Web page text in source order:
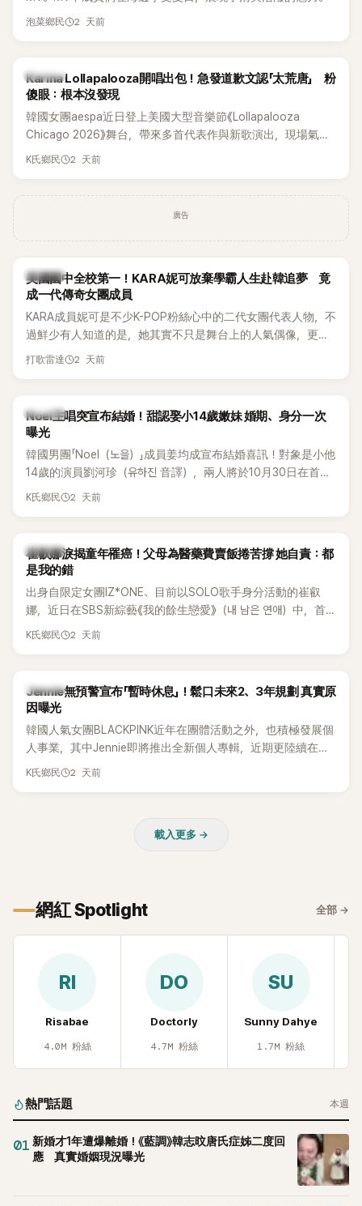
泡菜鄉民 2 天前
K-POP
Karina Lollapalooza開唱出包！急發道歉文認「太荒唐」 粉
傻眼：根本沒發現
韓國女團aespa近日登上美國大型音樂節《Lollapalooza
Chicago 2026》舞台，帶來多首代表作與新歌演出，現場氣氛
嗨翻。不過，成員Karina卻在演出後主動坦承，自己因為太緊
K氏鄉民 2 天前
廣告
K-POP
美國國中全校第一！KARA妮可放棄學霸人生赴韓追夢 竟
成一代傳奇女團成員
KARA成員妮可是不少K-POP粉絲心中的二代女團代表人物，不
過鮮少有人知道的是，她其實不只是舞台上的人氣偶像，更是
一名不折不扣的學霸。她日前在節目中透露，自己在美國就讀
打歌雷達 2 天前
K-POP
Noel主唱突宣布結婚！甜認娶小14歲嫩妹 婚期、身分一次
曝光
韓國男團「Noel（노을）」成員姜均成宣布結婚喜訊！對象是小他
14歲的演員劉河珍（유하진 音譯），兩人將於10月30日在首爾
低調舉辦婚禮，消息一出立刻引發關注。
K氏鄉民 2 天前
K-POP
崔叡娜淚揭童年罹癌！父母為醫藥費賣飯捲苦撐 她自責：都
是我的錯
出身自限定女團IZ*ONE、目前以SOLO歌手身分活動的崔叡
娜，近日在SBS新綜藝《我的餘生戀愛》（내 남은 연애）中，首
度談起自己幼年罹患小兒癌的經歷，回憶起父母為了籌措醫療
K氏鄉民 2 天前
K-POP
Jennie無預警宣布「暫時休息」！鬆口未來2、3年規劃 真實原
因曝光
韓國人氣女團BLACKPINK近年在團體活動之外，也積極發展個
人事業，其中Jennie即將推出全新個人專輯，近期更陸續在演
出中搶先公開新歌，引發粉絲高度期待。不過，她近日受訪時
K氏鄉民 2 天前
載入更多 →
網紅 Spotlight 全部 →
RI
Risabae
4.0M 粉絲
DO
Doctorly
4.7M 粉絲
SU
Sunny Dahye
1.7M 粉絲
熱門話題 本週
01 新婚才1年遭爆離婚！《藍調》韓志旼唐氏症姊二度回
應 真實婚姻現況曝光